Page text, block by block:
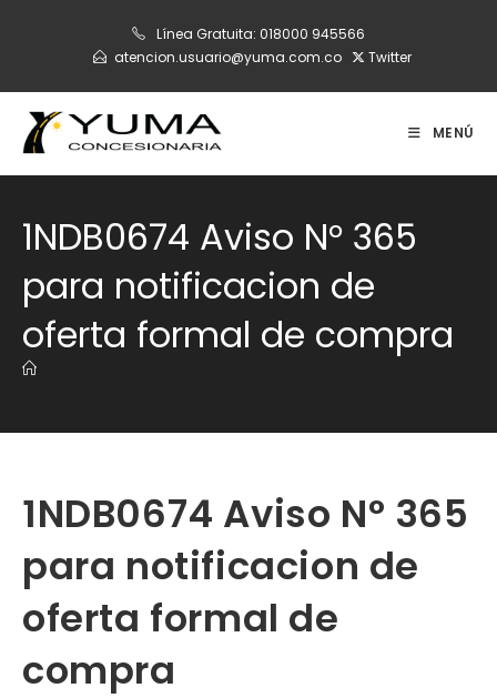
Línea Gratuita: 018000 945566
atencion.usuario@yuma.com.co
Twitter
MENÚ
1NDB0674 Aviso N° 365
para notificacion de
oferta formal de compra
1NDB0674 Aviso N° 365
para notificacion de
oferta formal de
compra